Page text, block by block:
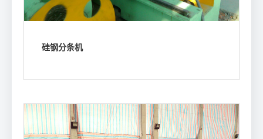
硅钢分条机
浏览我们的产品参数